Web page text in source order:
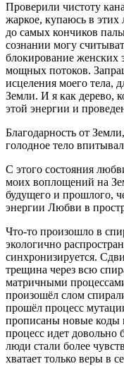
Проверили чистоту
жаркое, купаюсь в этих
до самых кончиков
сознании могу
блокирование женских
мощных потоков.
исцеления моего тела,
Земли. И я как дерево,
этой энергии и
Благодарность от
голодное тело
С этого состояния
моих воплощений на
будущего и прошлого,
энергии Любви в
Что-то произошло в
экологично
синхронизируется.
трещина через всю
матричными
произошёл слом
прошёл процесс
прописаны новые коды
процесс идет довольно
люди стали более
хватает только веры в